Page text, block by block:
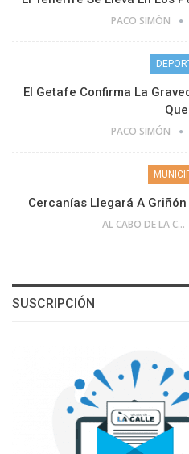
PACO SIMÓN
El Getafe Confirma La
PACO SIMÓN
Cercanías Llegará A
AL CABO DE LA CALLE
SUSCRIPCIÓN